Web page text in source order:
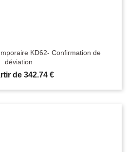
KD62- Confirmation de
déviation
de 342.74 €